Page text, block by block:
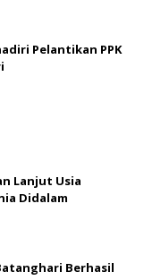
Pelantikan PPK
Lanjut Usia
Didalam
Berhasil